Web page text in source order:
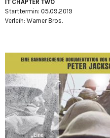
IT CHAPTER TWO
Starttermin: 05.09.2019
Verleih: Warner Bros.